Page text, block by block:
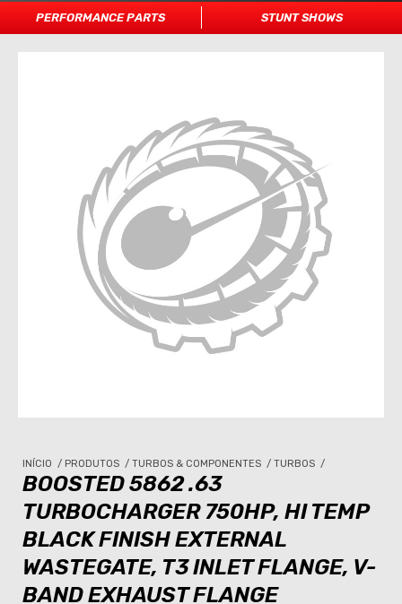
PERFORMANCE PARTS STUNT SHOWS
INÍCIO / PRODUTOS / TURBOS & COMPONENTES / TURBOS /
BOOSTED 5862 .63
TURBOCHARGER 750HP, HI TEMP
BLACK FINISH EXTERNAL
WASTEGATE, T3 INLET FLANGE, V-
BAND EXHAUST FLANGE